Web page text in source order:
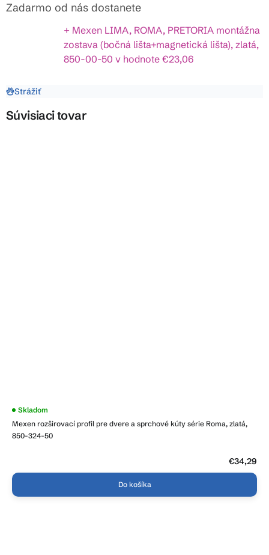
Zadarmo od nás dostanete
+ Mexen LIMA, ROMA, PRETORIA montážna
zostava (bočná lišta+magnetická lišta), zlatá,
850-00-50 v hodnote €23,06
Strážiť
Súvisiaci tovar
Mexen rozširovací profil pre dvere a sprchové kúty série Roma, zlatá,
850-324-50
Skladom
€34,29
Do košíka